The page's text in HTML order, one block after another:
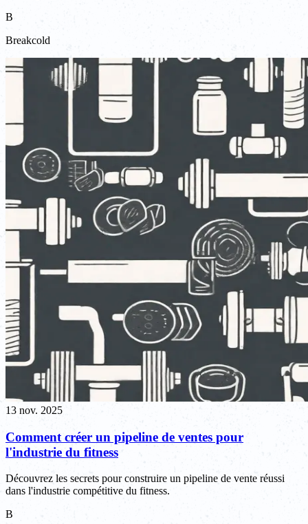
B
Breakcold
13 nov. 2025
Comment créer un pipeline de ventes pour
l'industrie du fitness
Découvrez les secrets pour construire un pipeline de vente réussi
dans l'industrie compétitive du fitness.
B